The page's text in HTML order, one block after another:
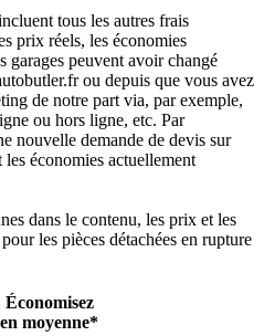
tous les autres frais
prix réels, les économies
garages peuvent avoir changé
ou depuis que vous avez
de notre part via, par exemple,
ou hors ligne, etc. Par
nouvelle demande de devis sur
économies actuellement
dans le contenu, les prix et les
les pièces détachées en rupture
Économisez
en moyenne*